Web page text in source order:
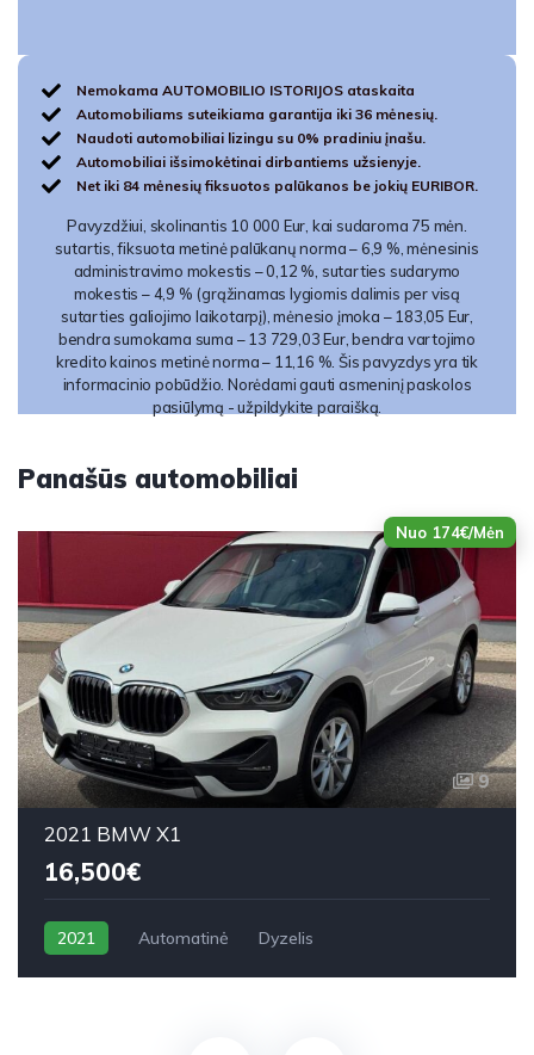
Nemokama AUTOMOBILIO ISTORIJOS ataskaita
Automobiliams suteikiama garantija iki 36 mėnesių.
Naudoti automobiliai lizingu su 0% pradiniu įnašu.
Automobiliai išsimokėtinai dirbantiems užsienyje.
Net iki 84 mėnesių fiksuotos palūkanos be jokių EURIBOR.
Pavyzdžiui, skolinantis 10 000 Eur, kai sudaroma 75 mėn.
sutartis, fiksuota metinė palūkanų norma – 6,9 %, mėnesinis
administravimo mokestis – 0,12 %, sutarties sudarymo
mokestis – 4,9 % (grąžinamas lygiomis dalimis per visą
sutarties galiojimo laikotarpį), mėnesio įmoka – 183,05 Eur,
bendra sumokama suma – 13 729,03 Eur, bendra vartojimo
kredito kainos metinė norma – 11,16 %. Šis pavyzdys yra tik
informacinio pobūdžio. Norėdami gauti asmeninį paskolos
pasiūlymą - užpildykite paraišką.
Panašūs automobiliai
Nuo 174€/Mėn
9
2021 BMW X1
16,500€
2021 Automatinė Dyzelis